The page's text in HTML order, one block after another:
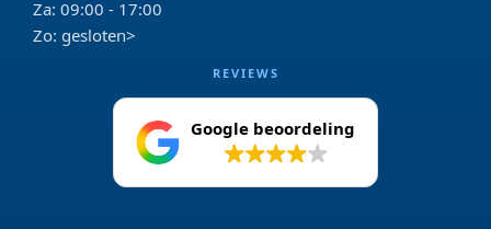
Za: 09:00 - 17:00
Zo: gesloten>
REVIEWS
Google beoordeling